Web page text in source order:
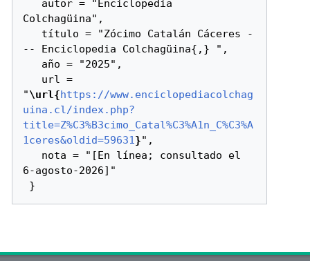
Colchagüina",
-- Enciclopedia Colchagüina{,} ",
"\url{https://www.enciclopediacolchag
uina.cl/index.php?
title=Z%C3%B3cimo_Catal%C3%A1n_C%C3%A
1ceres&oldid=59631}",
6-agosto-2026]"